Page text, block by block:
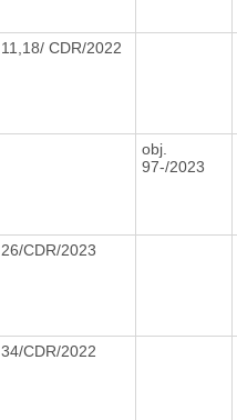
11,18/ CDR/2022
obj.
97-/2023
26/CDR/2023
34/CDR/2022